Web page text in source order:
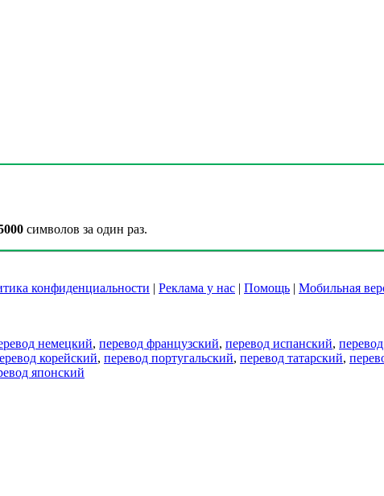
символов за один раз.
конфиденциальности | Реклама у нас | Помощь | Мобильная
немецкий, перевод французский, перевод испанский,
корейский, перевод португальский, перевод татарский,
японский